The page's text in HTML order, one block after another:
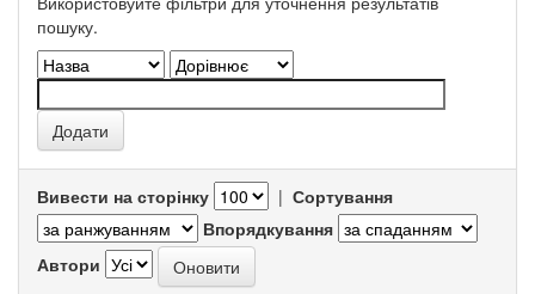
пошуку.
Вивести на сторінку | Сортування
Впорядкування
Автори